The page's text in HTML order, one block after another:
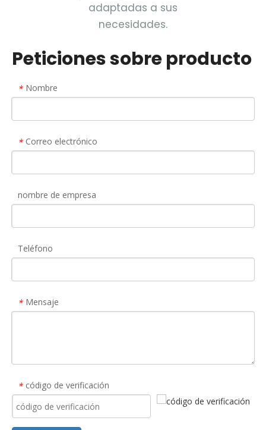
adaptadas a sus
necesidades.
Peticiones sobre producto
* Nombre
* Correo electrónico
nombre de empresa
Teléfono
* Mensaje
* código de verificación